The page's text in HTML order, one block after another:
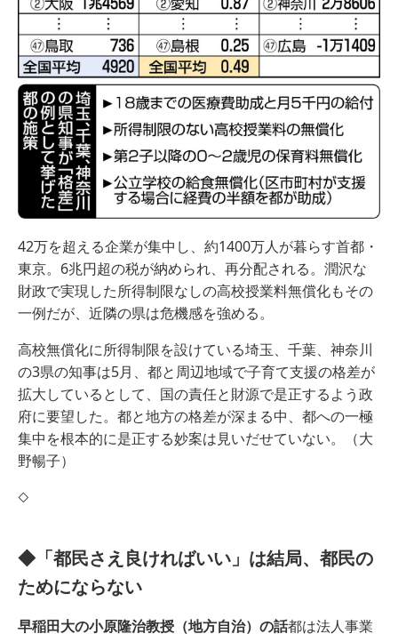
42万を超える企業が集中し、約1400万人が暮らす首都・
東京。6兆円超の税が納められ、再分配される。潤沢な
財政で実現した所得制限なしの高校授業料無償化もその
一例だが、近隣の県は危機感を強める。
高校無償化に所得制限を設けている埼玉、千葉、神奈川
の3県の知事は5月、都と周辺地域で子育て支援の格差が
拡大しているとして、国の責任と財源で是正するよう政
府に要望した。都と地方の格差が深まる中、都への一極
集中を根本的に是正する妙案は見いだせていない。（大
野暢子）
◇
◆「都民さえ良ければいい」は結局、都民の
ためにならない
早稲田大の小原隆治教授（地方自治）の話都は法人事業